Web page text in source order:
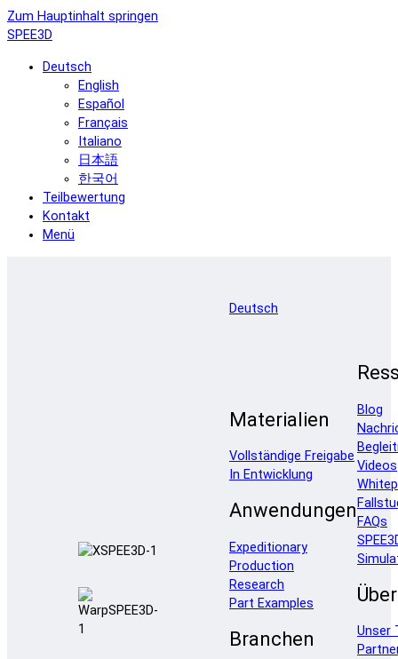
Zum Hauptinhalt springen
SPEE3D
Deutsch
English
Español
Français
Italiano
日本語
한국어
Teilbewertung
Kontakt
Menü
Deutsch
Materialien
Vollständige Freigabe
In Entwicklung
Anwendungen
Expeditionary
Production
Research
Part Examples
Branchen
Blog
Videos
FAQs
Über
Unser